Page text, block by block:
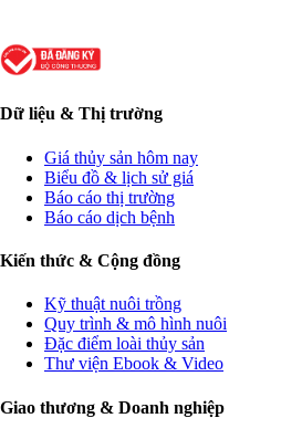
Dữ liệu & Thị trường
Giá thủy sản hôm nay
Biểu đồ & lịch sử giá
Báo cáo thị trường
Báo cáo dịch bệnh
Kiến thức & Cộng đồng
Kỹ thuật nuôi trồng
Quy trình & mô hình nuôi
Đặc điểm loài thủy sản
Thư viện Ebook & Video
Giao thương & Doanh nghiệp